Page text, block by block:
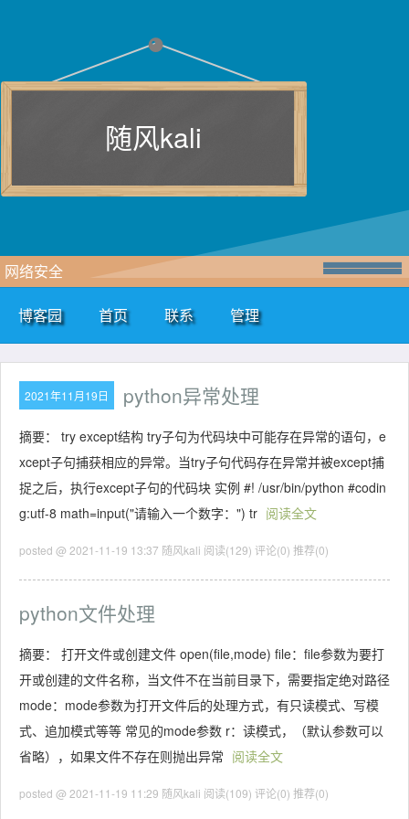
随风kali
网络安全
博客园 首页 联系 管理
2021年11月19日 python异常处理
摘要： try except结构 try子句为代码块中可能存在异常的语句，e
xcept子句捕获相应的异常。当try子句代码存在异常并被except捕
捉之后，执行except子句的代码块 实例 #! /usr/bin/python #codin
g:utf-8 math=input("请输入一个数字：") tr 阅读全文
posted @ 2021-11-19 13:37 随风kali 阅读(129) 评论(0) 推荐(0)
python文件处理
摘要： 打开文件或创建文件 open(file,mode) file：file参数为要打
开或创建的文件名称，当文件不在当前目录下，需要指定绝对路径
mode：mode参数为打开文件后的处理方式，有只读模式、写模
式、追加模式等等 常见的mode参数 r：读模式，（默认参数可以
省略），如果文件不存在则抛出异常 阅读全文
posted @ 2021-11-19 11:29 随风kali 阅读(109) 评论(0) 推荐(0)